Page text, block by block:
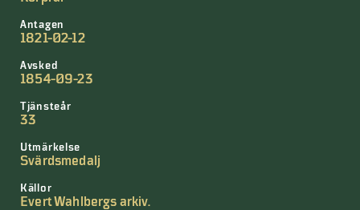
Antagen
1821-02-12
Avsked
1854-09-23
Tjänsteår
33
Utmärkelse
Svärdsmedalj
Källor
Evert Wahlbergs arkiv.